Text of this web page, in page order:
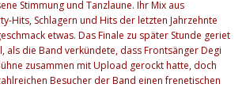
Stimmung und Tanzlaune. Ihr Mix aus
Hits, Schlagern und Hits der letzten Jahrzehnte
etwas. Das Finale zu später Stunde geriet
als die Band verkündete, dass Frontsänger Degi
zusammen mit Upload gerockt hatte, doch
Besucher der Band einen frenetischen